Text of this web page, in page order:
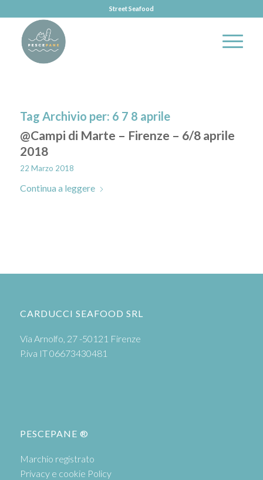
Street Seafood
Tag Archivio per: 6 7 8 aprile
@Campi di Marte – Firenze – 6/8 aprile
2018
22 Marzo 2018
Continua a leggere
CARDUCCI SEAFOOD SRL
Via Arnolfo, 27 -50121 Firenze
P.iva IT 06673430481
PESCEPANE ®
Marchio registrato
Privacy e cookie Policy